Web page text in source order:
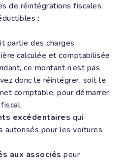
de réintégrations fiscales,
:
partie des charges
calculée et comptabilisée
ce montant n’est pas
donc le réintégrer, soit le
comptable, pour démarrer
excédentaires qui
autorisés pour les voitures
aux associés pour